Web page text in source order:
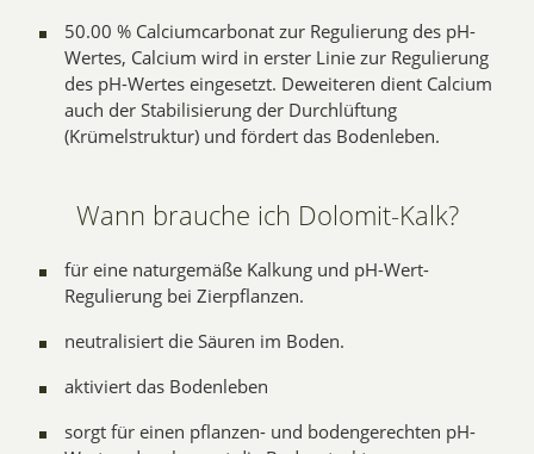
50.00 % Calciumcarbonat zur Regulierung des pH-
Wertes, Calcium wird in erster Linie zur Regulierung
des pH-Wertes eingesetzt. Deweiteren dient Calcium
auch der Stabilisierung der Durchlüftung
(Krümelstruktur) und fördert das Bodenleben.
Wann brauche ich Dolomit-Kalk?
für eine naturgemäße Kalkung und pH-Wert-
Regulierung bei Zierpflanzen.
neutralisiert die Säuren im Boden.
aktiviert das Bodenleben
sorgt für einen pflanzen- und bodengerechten pH-